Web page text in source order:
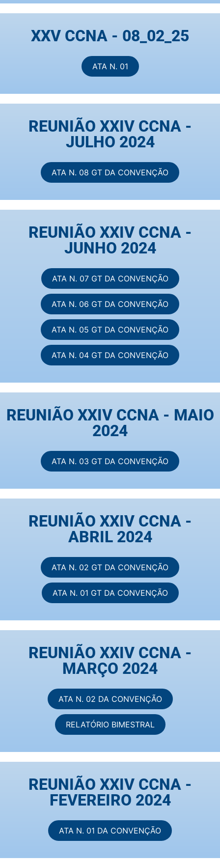
XXV CCNA - 08_02_25
ATA N. 01
REUNIÃO XXIV CCNA -
JULHO 2024
ATA N. 08 GT DA CONVENÇÃO
REUNIÃO XXIV CCNA -
JUNHO 2024
ATA N. 07 GT DA CONVENÇÃO
ATA N. 06 GT DA CONVENÇÃO
ATA N. 05 GT DA CONVENÇÃO
ATA N. 04 GT DA CONVENÇÃO
REUNIÃO XXIV CCNA - MAIO
2024
ATA N. 03 GT DA CONVENÇÃO
REUNIÃO XXIV CCNA -
ABRIL 2024
ATA N. 02 GT DA CONVENÇÃO
ATA N. 01 GT DA CONVENÇÃO
REUNIÃO XXIV CCNA -
MARÇO 2024
ATA N. 02 DA CONVENÇÃO
RELATÓRIO BIMESTRAL
REUNIÃO XXIV CCNA -
FEVEREIRO 2024
ATA N. 01 DA CONVENÇÃO